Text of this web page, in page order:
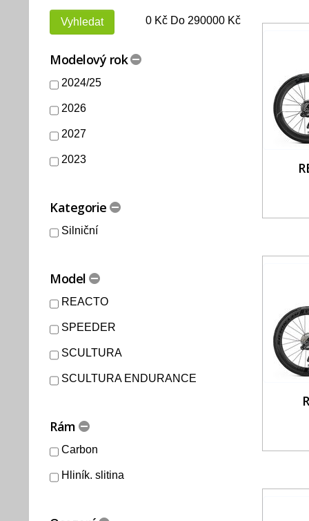
0Kč Do 290000Kč
Modelový rok
2024/25
2026
2027
2023
Kategorie
Silniční
Model
REACTO
SPEEDER
SCULTURA
SCULTURA ENDURANCE
Rám
Carbon
Hliník. slitina